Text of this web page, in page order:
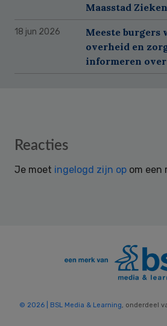
Maasstad
18 jun 2026
Meeste burgers
overheid en
informeren
Reader
Reacties
Je moet ingelogd zijn op om een
© 2026 | BSL Media & Learning, onderdeel